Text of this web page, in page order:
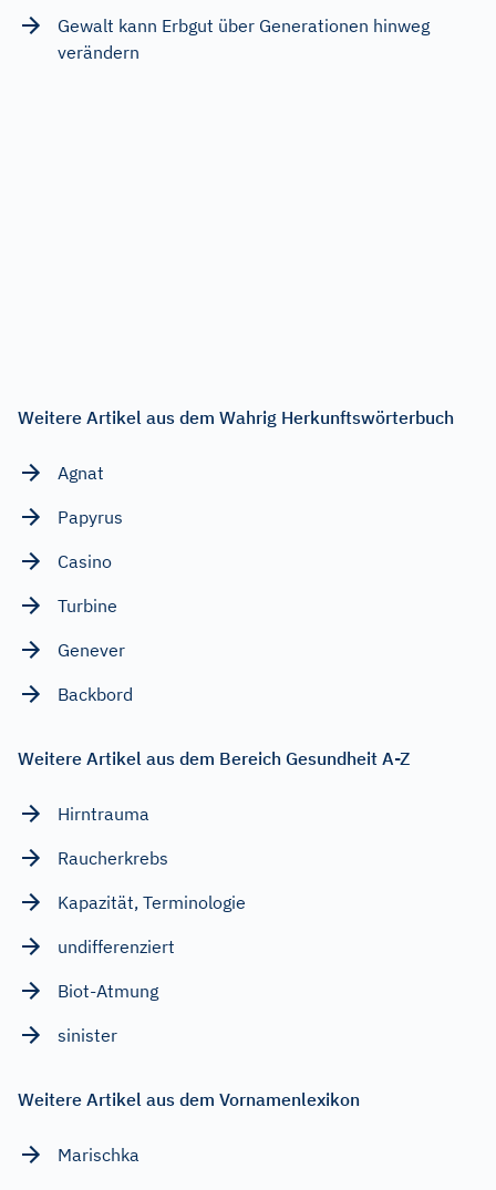
Gewalt kann Erbgut über Generationen hinweg
verändern
Weitere Artikel aus dem Wahrig Herkunftswörterbuch
Agnat
Papyrus
Casino
Turbine
Genever
Backbord
Weitere Artikel aus dem Bereich Gesundheit A-Z
Hirntrauma
Raucherkrebs
Kapazität, Terminologie
undifferenziert
Biot-Atmung
sinister
Weitere Artikel aus dem Vornamenlexikon
Marischka